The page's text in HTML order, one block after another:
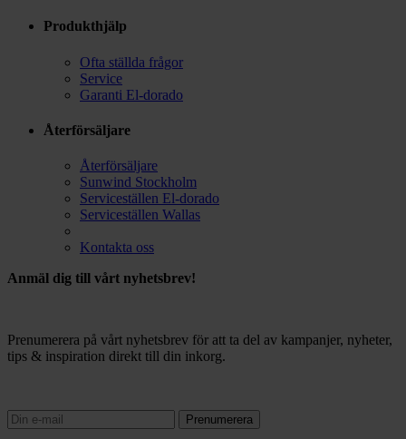
Produkthjälp
Ofta ställda frågor
Service
Garanti El-dorado
Återförsäljare
Återförsäljare
Sunwind Stockholm
Serviceställen El-dorado
Serviceställen Wallas
Kontakta oss
Anmäl dig till vårt nyhetsbrev!
Prenumerera på vårt nyhetsbrev för att ta del av kampanjer, nyheter,
tips & inspiration direkt till din inkorg.
Prenumerera